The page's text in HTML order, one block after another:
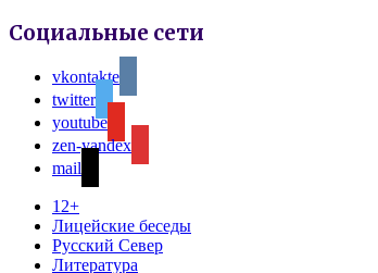
Социальные сети
vkontakte
twitter
youtube
zen-yandex
mail
12+
Лицейские беседы
Русский Север
Литература